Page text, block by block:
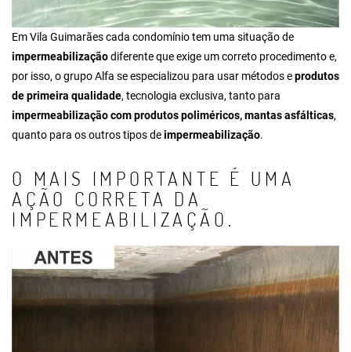
Em Vila Guimarães cada condomínio tem uma situação de
impermeabilizaçãodiferente que exige um correto procedimento e,
por isso, o grupo Alfa se especializou para usar métodos eprodutos
de primeira qualidade, tecnologia exclusiva, tanto para
impermeabilização com produtos poliméricos, mantas asfálticas,
quanto para os outros tipos deimpermeabilização.
O MAIS IMPORTANTE É UMA
AÇÃO CORRETA DA
IMPERMEABILIZAÇÃO.